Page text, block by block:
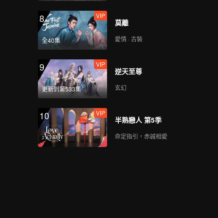
8
全40集
VIP
莫離
愛情 · 古裝
9
更新到第533集
VIP
逆天至尊
玄幻
10 VIP
半熟戀人 第5季
命定指引，赤誠相愛